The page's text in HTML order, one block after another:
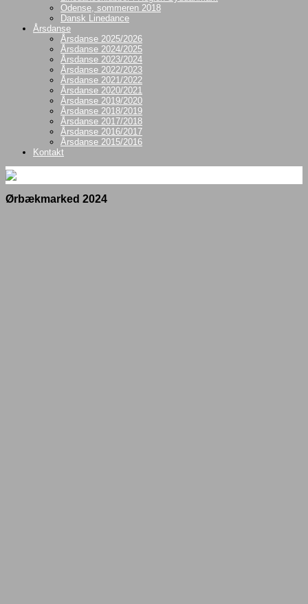
Odense, sommeren 2018
Dansk Linedance
Årsdanse
Årsdanse 2025/2026
Årsdanse 2024/2025
Årsdanse 2023/2024
Årsdanse 2022/2023
Årsdanse 2021/2022
Årsdanse 2020/2021
Årsdanse 2019/2020
Årsdanse 2018/2019
Årsdanse 2017/2018
Årsdanse 2016/2017
Årsdanse 2015/2016
Kontakt
Ørbækmarked 2024